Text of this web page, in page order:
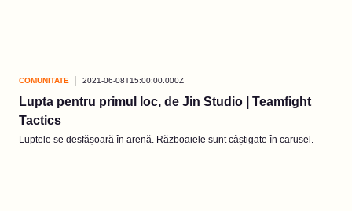
COMUNITATE 2021-06-08T15:00:00.000Z
Lupta pentru primul loc, de Jin Studio | Teamfight
Tactics
Luptele se desfășoară în arenă. Războaiele sunt câștigate în carusel.